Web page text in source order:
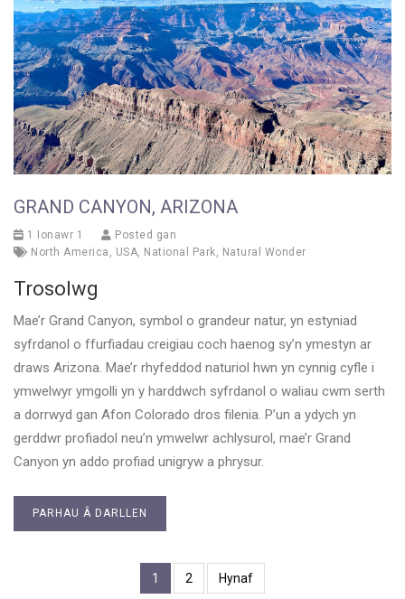
GRAND CANYON, ARIZONA
1 Ionawr 1
Posted gan
North America
USA National Park Natural Wonder
Trosolwg
Mae’r Grand Canyon, symbol o grandeur natur, yn estyniad
syfrdanol o ffurfiadau creigiau coch haenog sy’n ymestyn ar
draws Arizona. Mae’r rhyfeddod naturiol hwn yn cynnig cyfle i
ymwelwyr ymgolli yn y harddwch syfrdanol o waliau cwm serth
a dorrwyd gan Afon Colorado dros filenia. P’un a ydych yn
gerddwr profiadol neu’n ymwelwr achlysurol, mae’r Grand
Canyon yn addo profiad unigryw a phrysur.
PARHAU Â DARLLEN
1 2 Hynaf